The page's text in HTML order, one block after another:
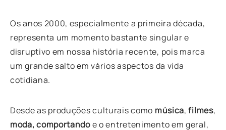
Os anos 2000, especialmente a primeira década,
representa um momento bastante singular e
disruptivo em nossa história recente, pois marca
um grande salto em vários aspectos da vida
cotidiana.
Desde as produções culturais como música,filmes,
moda, comportandoe o entretenimento em geral,